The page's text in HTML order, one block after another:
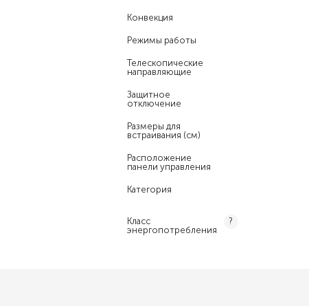
Конвекция
Режимы работы
Телескопические
направляющие
Защитное
отключение
Размеры для
встраивания (см)
Расположение
панели управления
Категория
Класс
энергопотребления
?